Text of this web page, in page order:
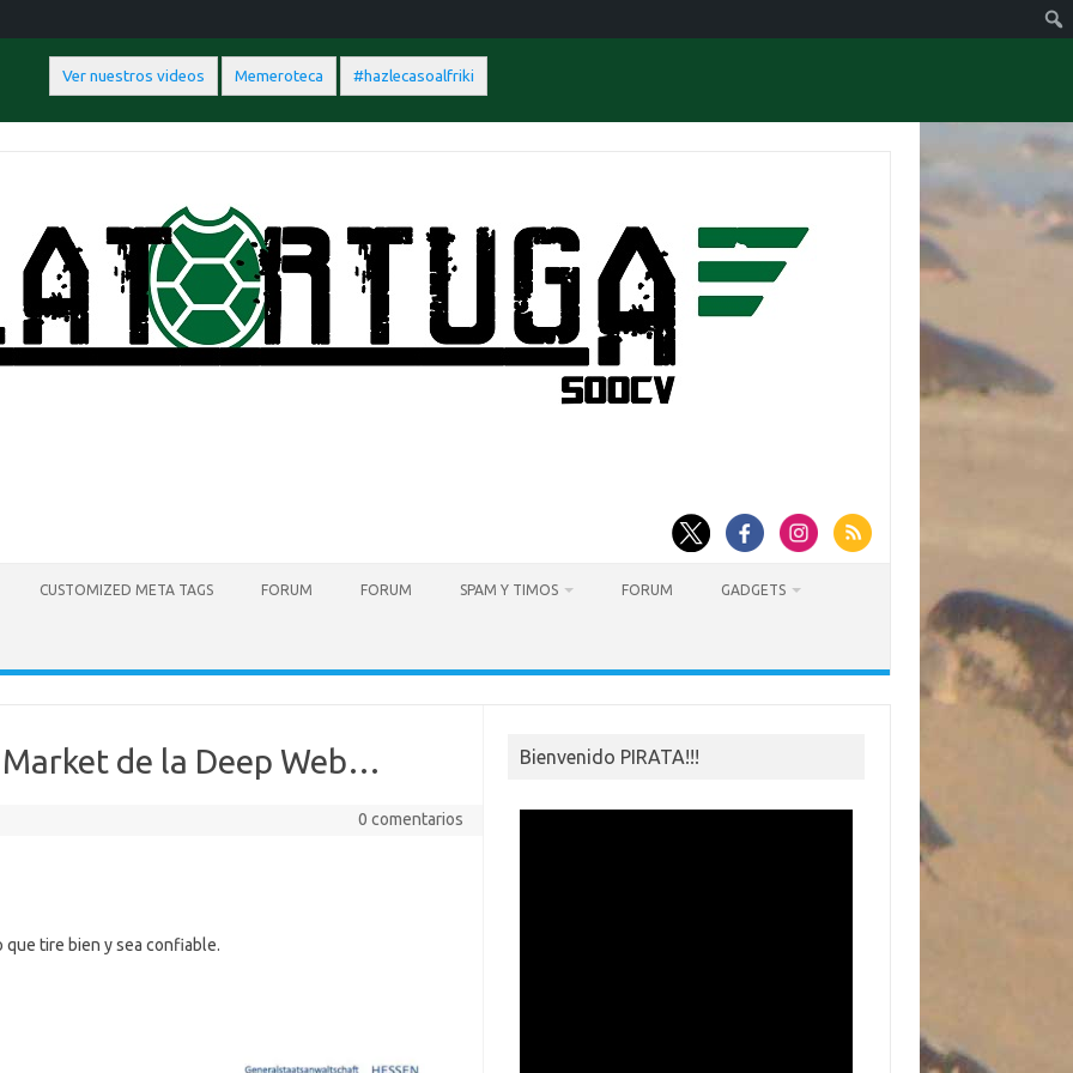
Ver nuestros videos Memeroteca #hazlecasoalfriki
CUSTOMIZED META TAGS FORUM FORUM SPAM Y TIMOS FORUM GADGETS
de la Deep Web…
0 comentarios
tire bien y sea confiable.
Bienvenido PIRATA!!!